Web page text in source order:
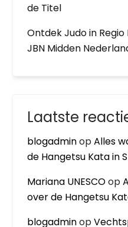
de Titel
Ontdek Judo in
JBN Midden
Laatste
blogadminopAlles
de Hangetsu Kata in
Mariana UNESCOop
over de Hangetsu
blogadminop